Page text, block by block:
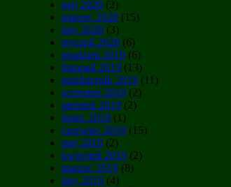
maj 2020 (2)
marzec 2020 (15)
luty 2020 (3)
styczeń 2020 (6)
grudzień 2019 (6)
listopad 2019 (13)
październik 2019 (11)
wrzesień 2019 (2)
sierpień 2019 (2)
lipiec 2019 (1)
czerwiec 2019 (15)
maj 2019 (2)
kwiecień 2019 (2)
marzec 2019 (8)
luty 2019 (4)